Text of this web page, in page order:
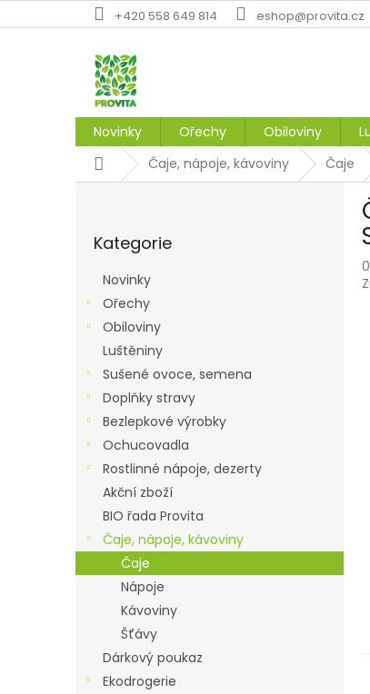
na
+420 558 649 814 eshop@provita.cz
Novinky Ořechy Obiloviny
DomůČaje, nápoje, kávoviny Čaje
kategorie
Kategorie
Novinky
Ořechy
Obiloviny
Luštěniny
Sušené ovoce, semena
Doplňky stravy
Bezlepkové výrobky
Ochucovadla
Rostlinné nápoje, dezerty
Akční zboží
BIO řada Provita
Čaje, nápoje, kávoviny
Čaje
Nápoje
Kávoviny
Šťávy
Dárkový poukaz
Ekodrogerie